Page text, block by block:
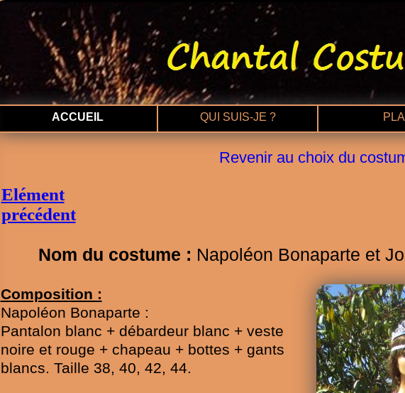
ACCUEIL QUI SUIS-JE ?
Revenir au choix du
Elément
précédent
Nom du costume : Napoléon Bonaparte et
Composition :
Napoléon Bonaparte :
Pantalon blanc + débardeur blanc + veste
noire et rouge + chapeau + bottes + gants
blancs. Taille 38, 40, 42, 44.